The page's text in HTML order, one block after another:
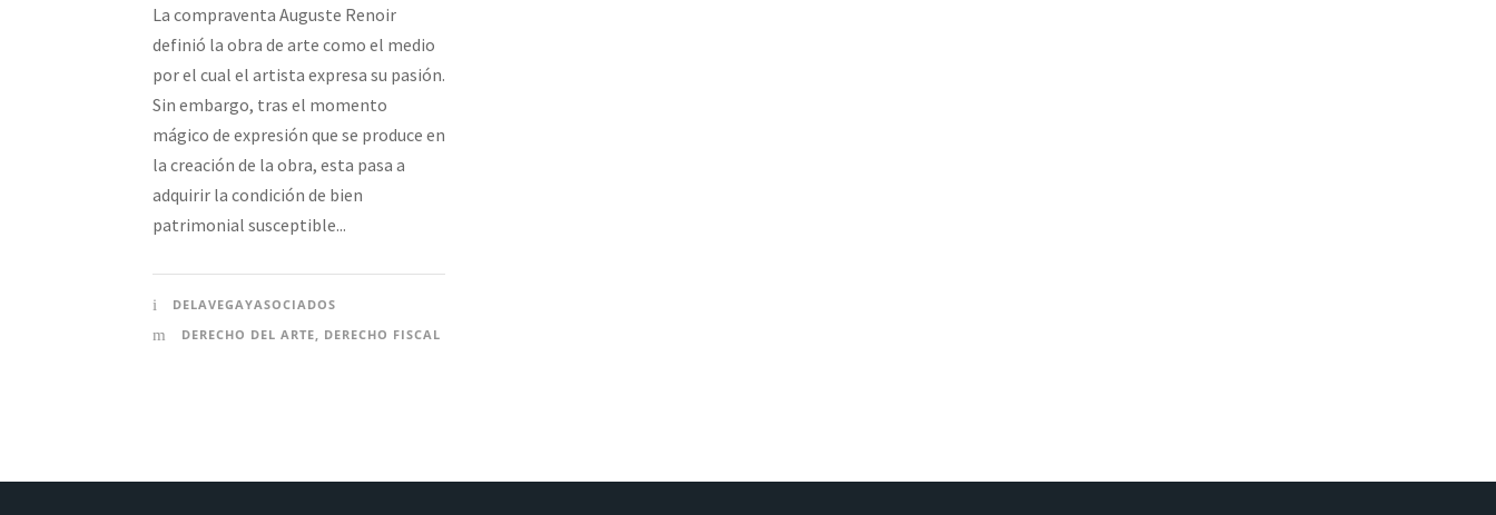
La compraventa Auguste Renoir
definió la obra de arte como el medio
por el cual el artista expresa su pasión.
Sin embargo, tras el momento
mágico de expresión que se produce en
la creación de la obra, esta pasa a
adquirir la condición de bien
patrimonial susceptible...
DELAVEGAYASOCIADOS
DERECHO DEL ARTE, DERECHO FISCAL